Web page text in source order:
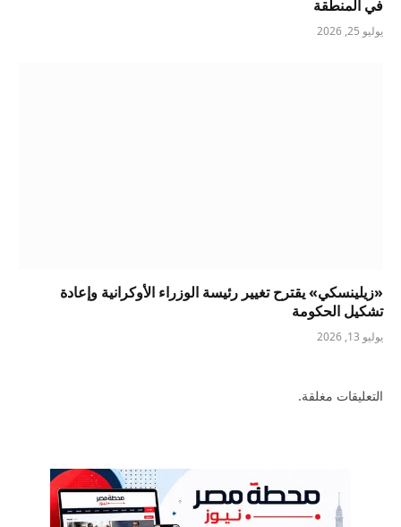
في المنطقة
يوليو 25, 2026
«زيلينسكي» يقترح تغيير رئيسة الوزراء الأوكرانية وإعادة
تشكيل الحكومة
يوليو 13, 2026
التعليقات مغلقة.